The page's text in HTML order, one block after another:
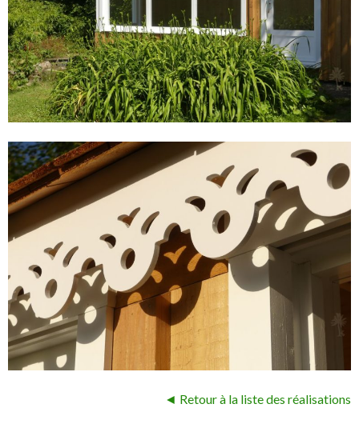
◄ Retour à la liste des réalisations